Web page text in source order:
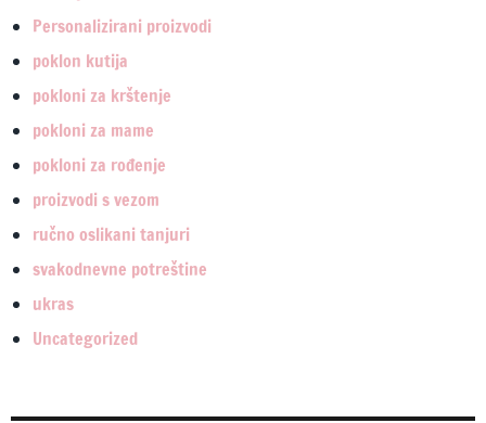
Personalizirani proizvodi
poklon kutija
pokloni za krštenje
pokloni za mame
pokloni za rođenje
proizvodi s vezom
ručno oslikani tanjuri
svakodnevne potreštine
ukras
Uncategorized